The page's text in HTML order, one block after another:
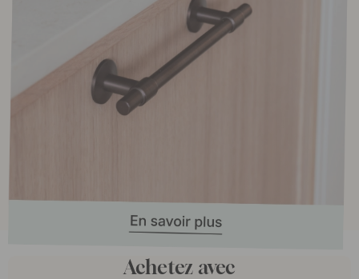
Achetez avec